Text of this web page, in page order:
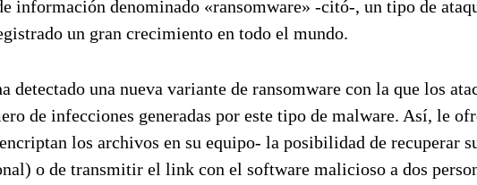
información denominado «ransomware» -citó-, un tipo de
un gran crecimiento en todo el mundo.
detectado una nueva variante de ransomware con la que los
de infecciones generadas por este tipo de malware. Así, le
los archivos en su equipo- la posibilidad de recuperar
o de transmitir el link con el software malicioso a dos